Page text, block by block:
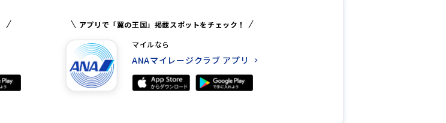
アプリで「翼の王国」掲載スポットをチェック！
マイルなら
ANAマイレージクラブ アプリ